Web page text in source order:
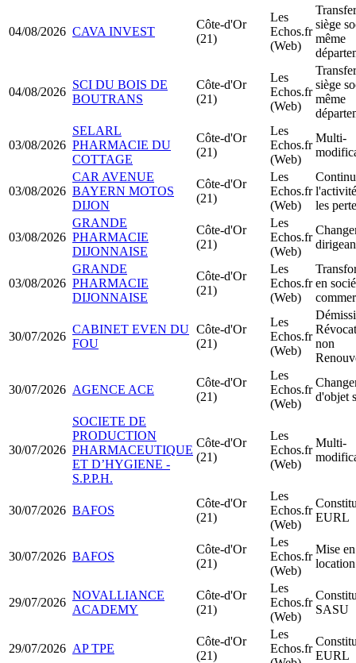
04/08/2026 CAVA INVEST
Côte-d'Or
(21)
Les
Echos.fr
(Web)
siège
même
04/08/2026
SCI DU BOIS DE
BOUTRANS
Côte-d'Or
(21)
Les
Echos.fr
(Web)
siège
même
03/08/2026
SELARL
PHARMACIE DU
COTTAGE
Côte-d'Or
(21)
Les
Echos.fr
(Web)
Multi-
03/08/2026
CAR AVENUE
BAYERN MOTOS
DIJON
Côte-d'Or
(21)
Les
Echos.fr
(Web)
les
03/08/2026
GRANDE
PHARMACIE
DIJONNAISE
Côte-d'Or
(21)
Les
Echos.fr
(Web)
03/08/2026
GRANDE
PHARMACIE
DIJONNAISE
Côte-d'Or
(21)
Les
Echos.fr
(Web)
en
30/07/2026
CABINET EVEN DU
FOU
Côte-d'Or
(21)
Les
Echos.fr
(Web)
non
30/07/2026 AGENCE ACE
Côte-d'Or
(21)
Les
Echos.fr
(Web)
d'objet
30/07/2026
SOCIETE DE
PRODUCTION
PHARMACEUTIQUE
ET D’HYGIENE -
S.P.P.H.
Côte-d'Or
(21)
Les
Echos.fr
(Web)
Multi-
30/07/2026 BAFOS
Côte-d'Or
(21)
Les
Echos.fr
(Web)
EURL
30/07/2026 BAFOS
Côte-d'Or
(21)
Les
Echos.fr
(Web)
Mise en
29/07/2026
NOVALLIANCE
ACADEMY
Côte-d'Or
(21)
Les
Echos.fr
(Web)
SASU
29/07/2026 AP TPE
Côte-d'Or
(21)
Les
Echos.fr
EURL